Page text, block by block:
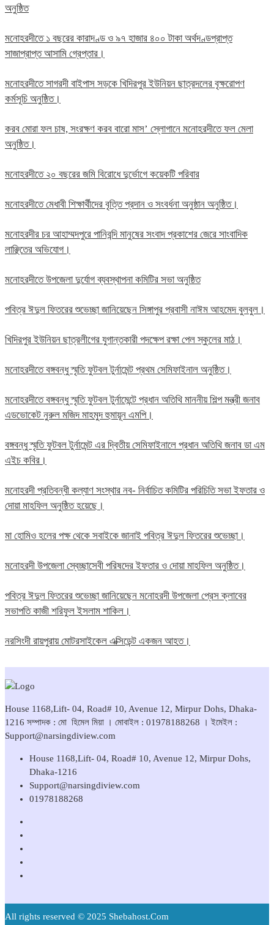
অনুষ্ঠিত
মনোহরদীতে ১ বছরের কারাদণ্ড ও ৯৭ হাজার ৪০০ টাকা অর্থদণ্ডপ্রাপ্ত
সাজাপ্রাপ্ত আসামি গ্রেপ্তার।
মনোহরদীতে সাগরদী বাইপাস সড়কে খিদিরপুর ইউনিয়ন ছাত্রদলের বৃক্ষরোপণ
কর্মসূচি অনুষ্ঠিত।
করব মোরা ফল চাষ, সংরক্ষণ করব বারো মাস’ স্লোগানে মনোহরদীতে ফল মেলা
অনুষ্ঠিত।
মনোহরদীতে ২০ বছরের জমি বিরোধে দুর্ভোগে কয়েকটি পরিবার
মনোহরদীতে মেধাবী শিক্ষার্থীদের বৃত্তি প্রদান ও সংবর্ধনা অনুষ্ঠান অনুষ্ঠিত।
মনোহরদীর চর আহাম্মদপুরে পানিবন্দি মানুষের সংবাদ প্রকাশের জেরে সাংবাদিক
লাঞ্ছিতের অভিযোগ।
মনোহরদীতে উপজেলা দুর্যোগ ব্যবস্থাপনা কমিটির সভা অনুষ্ঠিত
পবিত্র ঈদুল ফিতরের শুভেচ্ছা জানিয়েছেন সিঙ্গাপুর প্রবাসী নাঈম আহমেদ বুলবুল।
খিদিরপুর ইউনিয়ন ছাত্রলীগের যুগান্তকারী পদক্ষেপ রক্ষা পেল স্কুলের মাঠ।
মনোহরদীতে বঙ্গবন্ধু স্মৃতি ফুটবল টুর্নামেন্ট প্রথম সেমিফাইনাল অনুষ্ঠিত।
মনোহরদীতে বঙ্গবন্ধু স্মৃতি ফুটবল টুর্নামেন্টে প্রধান অতিথি মাননীয় শিল্প মন্ত্রী জনাব
এডভোকেট নুরুল মজিদ মাহমুদ হুমায়ূন এমপি।
বঙ্গবন্ধু স্মৃতি ফুটবল টুর্নামেন্ট এর দ্বিতীয় সেমিফাইনালে প্রধান অতিথি জনাব ডা এম
এইচ কবির।
মনোহরদী প্রতিবন্ধী কল্যাণ সংস্থার নব- নির্বাচিত কমিটির পরিচিতি সভা ইফতার ও
দোয়া মাহফিল অনুষ্ঠিত হয়েছে।
মা হোমিও হলের পক্ষ থেকে সবাইকে জানাই পবিত্র ঈদুল ফিতরের শুভেচ্ছা।
মনোহরদী উপজেলা স্বেচ্ছাসেবী পরিষদের ইফতার ও দোয়া মাহফিল অনুষ্ঠিত।
পবিত্র ঈদুল ফিতরের শুভেচ্ছা জানিয়েছেন মনোহরদী উপজেলা প্রেস ক্লাবের
সভাপতি কাজী শরিফুল ইসলাম শাকিল।
নরসিংদী রায়পুরায় মোটরসাইকেল এক্সিডেন্ট একজন আহত।
House 1168,Lift- 04, Road# 10, Avenue 12, Mirpur Dohs, Dhaka-
1216 সম্পাদক : মো হিমেল মিয়া । মোবাইল : 01978188268 । ইমেইল :
Support@narsingdiview.com
House 1168,Lift- 04, Road# 10, Avenue 12, Mirpur Dohs,
Dhaka-1216
Support@narsingdiview.com
01978188268
All rights reserved © 2025 Shebahost.Com